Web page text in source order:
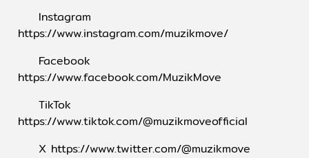
Instagram
https://www.instagram.com/muzikmove/
Facebook
https://www.facebook.com/MuzikMove
TikTok
https://www.tiktok.com/@muzikmoveofficial
X https://www.twitter.com/@muzikmove